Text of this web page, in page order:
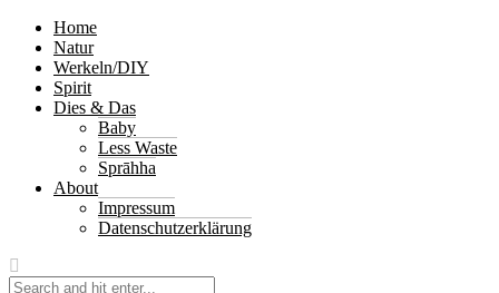
Home
Natur
Werkeln/DIY
Spirit
Dies & Das
Baby
Less Waste
Sprāhha
About
Impressum
Datenschutzerklärung